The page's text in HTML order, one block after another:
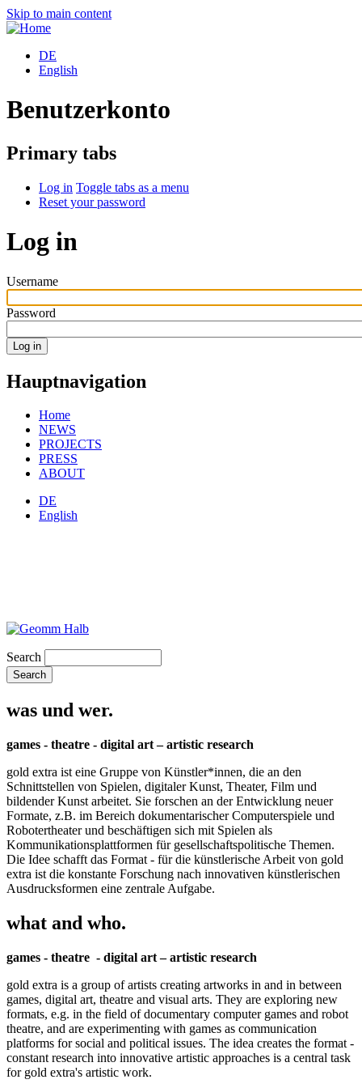
Skip to main content
DE
English
Benutzerkonto
Primary tabs
Log in Toggle tabs as a menu
Reset your password
Log in
Username
Password
Hauptnavigation
Home
NEWS
PROJECTS
PRESS
ABOUT
DE
English
Search
was und wer.
games - theatre - digital art – artistic research
gold extra ist eine Gruppe von Künstler*innen, die an den
Schnittstellen von Spielen, digitaler Kunst, Theater, Film und
bildender Kunst arbeitet. Sie forschen an der Entwicklung neuer
Formate, z.B. im Bereich dokumentarischer Computerspiele und
Robotertheater und beschäftigen sich mit Spielen als
Kommunikationsplattformen für gesellschaftspolitische Themen.
Die Idee schafft das Format - für die künstlerische Arbeit von gold
extra ist die konstante Forschung nach innovativen künstlerischen
Ausdrucksformen eine zentrale Aufgabe.
what and who.
games - theatre - digital art – artistic research
gold extra is a group of artists creating artworks in and in between
games, digital art, theatre and visual arts. They are exploring new
formats, e.g. in the field of documentary computer games and robot
theatre, and are experimenting with games as communication
platforms for social and political issues. The idea creates the format -
constant research into innovative artistic approaches is a central task
for gold extra's artistic work.